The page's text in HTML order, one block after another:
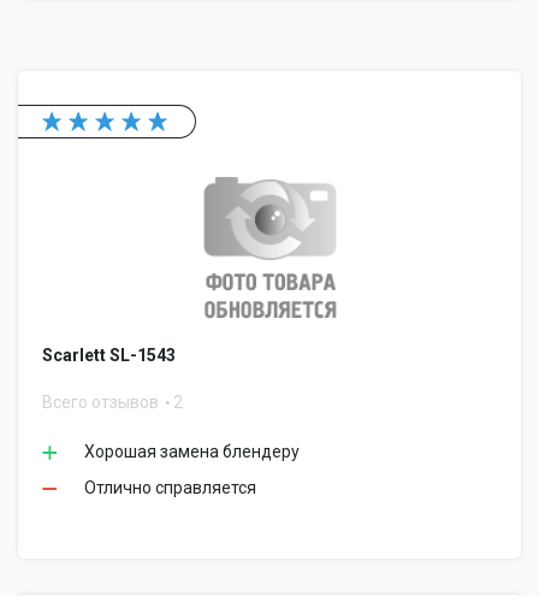
Scarlett SL-1543
Всего отзывов 2
Хорошая замена блендеру
Отлично справляется